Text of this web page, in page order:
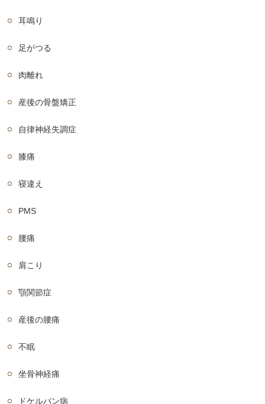
耳鳴り
足がつる
肉離れ
産後の骨盤矯正
自律神経失調症
膝痛
寝違え
PMS
腰痛
肩こり
顎関節症
産後の腰痛
不眠
坐骨神経痛
ドケルバン病